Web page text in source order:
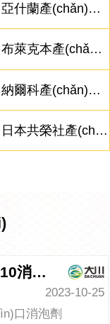
亞什蘭產(chǎn)品相關(guān)問(wèn)題
布萊克本產(chǎn)品相關(guān)問(wèn)題
納爾科產(chǎn)品相關(guān)問(wèn)題
日本共榮社產(chǎn)品相關(guān)問(wèn)題
道康寧1410消泡劑在水處理中的優(yōu)勢(shì)
2023-10-25
口消泡劑